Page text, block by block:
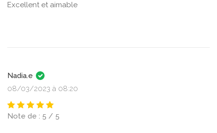
Excellent et aimable
Nadia.e
08/03/2023 à 08:20
Note de : 5 / 5